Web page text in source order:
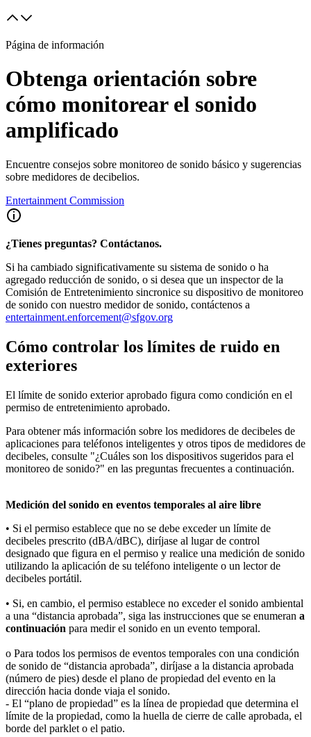
Página de información
Obtenga orientación sobre
cómo monitorear el sonido
amplificado
Encuentre consejos sobre monitoreo de sonido básico y sugerencias
sobre medidores de decibelios.
Entertainment Commission
¿Tienes preguntas? Contáctanos.
Si ha cambiado significativamente su sistema de sonido o ha
agregado reducción de sonido, o si desea que un inspector de la
Comisión de Entretenimiento sincronice su dispositivo de monitoreo
de sonido con nuestro medidor de sonido, contáctenos a
entertainment.enforcement@sfgov.org
Cómo controlar los límites de ruido en
exteriores
El límite de sonido exterior aprobado figura como condición en el
permiso de entretenimiento aprobado.
Para obtener más información sobre los medidores de decibeles de
aplicaciones para teléfonos inteligentes y otros tipos de medidores de
decibeles, consulte "¿Cuáles son los dispositivos sugeridos para el
monitoreo de sonido?" en las preguntas frecuentes a continuación.
Medición del sonido en eventos temporales al aire libre
• Si el permiso establece que no se debe exceder un límite de
decibeles prescrito (dBA/dBC), diríjase al lugar de control
designado que figura en el permiso y realice una medición de sonido
utilizando la aplicación de su teléfono inteligente o un lector de
decibeles portátil.
• Si, en cambio, el permiso establece no exceder el sonido ambiental
a una “distancia aprobada”, siga las instrucciones que se enumeran a
continuación para medir el sonido en un evento temporal.
o Para todos los permisos de eventos temporales con una condición
de sonido de “distancia aprobada”, diríjase a la distancia aprobada
(número de pies) desde el plano de propiedad del evento en la
dirección hacia donde viaja el sonido.
- El “plano de propiedad” es la línea de propiedad que determina el
límite de la propiedad, como la huella de cierre de calle aprobada, el
borde del parklet o el patio.